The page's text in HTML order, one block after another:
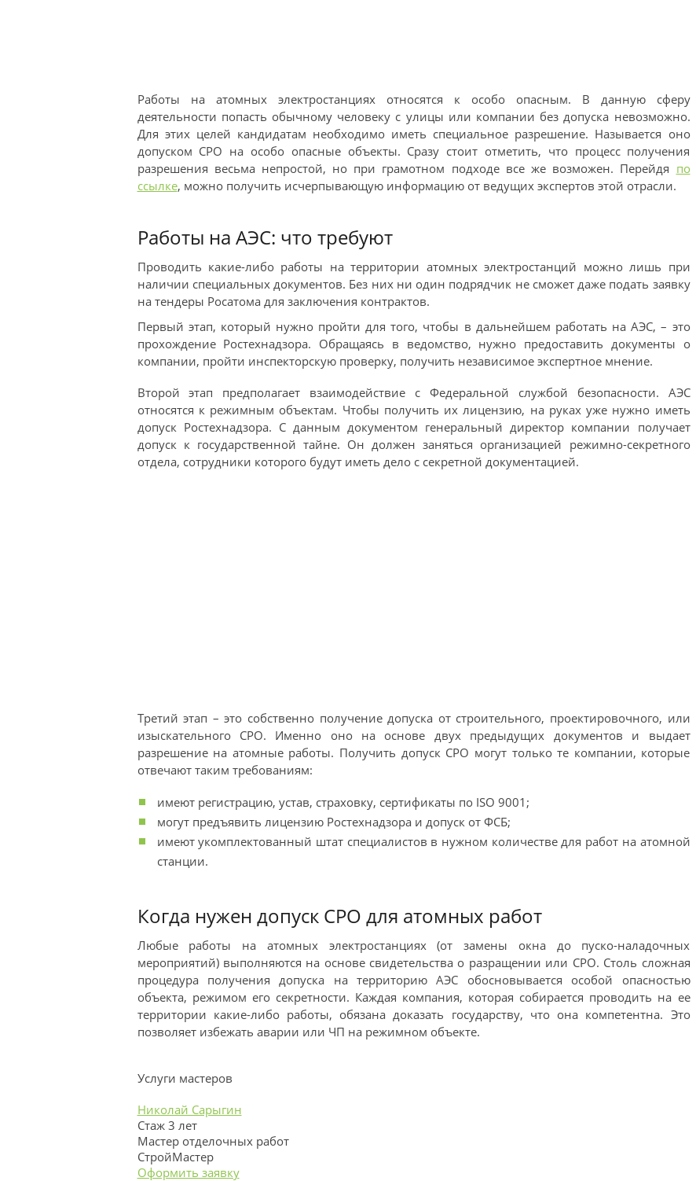
Работы на атомных электростанциях относятся к особо опасным. В данную сферу
деятельности попасть обычному человеку с улицы или компании без допуска невозможно.
Для этих целей кандидатам необходимо иметь специальное разрешение. Называется оно
допуском СРО на особо опасные объекты. Сразу стоит отметить, что процесс получения
разрешения весьма непростой, но при грамотном подходе все же возможен. Перейдя по
ссылке, можно получить исчерпывающую информацию от ведущих экспертов этой отрасли.
Работы на АЭС: что требуют
Проводить какие-либо работы на территории атомных электростанций можно лишь при
наличии специальных документов. Без них ни один подрядчик не сможет даже подать заявку
на тендеры Росатома для заключения контрактов.
Первый этап, который нужно пройти для того, чтобы в дальнейшем работать на АЭС, – это
прохождение Ростехнадзора. Обращаясь в ведомство, нужно предоставить документы о
компании, пройти инспекторскую проверку, получить независимое экспертное мнение.
Второй этап предполагает взаимодействие с Федеральной службой безопасности. АЭС
относятся к режимным объектам. Чтобы получить их лицензию, на руках уже нужно иметь
допуск Ростехнадзора. С данным документом генеральный директор компании получает
допуск к государственной тайне. Он должен заняться организацией режимно-секретного
отдела, сотрудники которого будут иметь дело с секретной документацией.
Третий этап – это собственно получение допуска от строительного, проектировочного, или
изыскательного СРО. Именно оно на основе двух предыдущих документов и выдает
разрешение на атомные работы. Получить допуск СРО могут только те компании, которые
отвечают таким требованиям:
имеют регистрацию, устав, страховку, сертификаты по ISO 9001;
могут предъявить лицензию Ростехнадзора и допуск от ФСБ;
имеют укомплектованный штат специалистов в нужном количестве для работ на атомной
станции.
Когда нужен допуск СРО для атомных работ
Любые работы на атомных электростанциях (от замены окна до пуско-наладочных
мероприятий) выполняются на основе свидетельства о разращении или СРО. Столь сложная
процедура получения допуска на территорию АЭС обосновывается особой опасностью
объекта, режимом его секретности. Каждая компания, которая собирается проводить на ее
территории какие-либо работы, обязана доказать государству, что она компетентна. Это
позволяет избежать аварии или ЧП на режимном объекте.
Услуги мастеров
Николай Сарыгин
Стаж 3 лет
Мастер отделочных работ
СтройМастер
Оформить заявку